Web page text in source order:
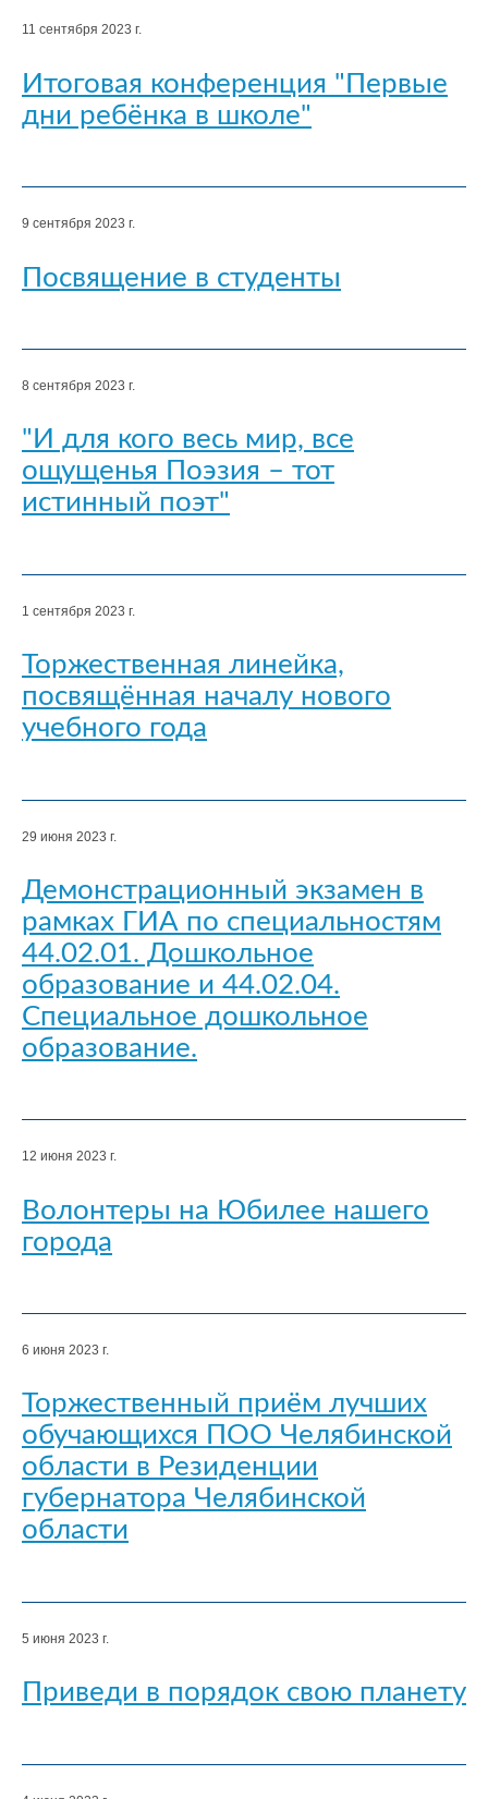
11 сентября 2023 г.
Итоговая конференция "Первые
дни ребёнка в школе"
9 сентября 2023 г.
Посвящение в студенты
8 сентября 2023 г.
"И для кого весь мир, все
ощущенья Поэзия – тот
истинный поэт"
1 сентября 2023 г.
Торжественная линейка,
посвящённая началу нового
учебного года
29 июня 2023 г.
Демонстрационный экзамен в
рамках ГИА по специальностям
44.02.01. Дошкольное
образование и 44.02.04.
Специальное дошкольное
образование.
12 июня 2023 г.
Волонтеры на Юбилее нашего
города
6 июня 2023 г.
Торжественный приём лучших
обучающихся ПОО Челябинской
области в Резиденции
губернатора Челябинской
области
5 июня 2023 г.
Приведи в порядок свою планету